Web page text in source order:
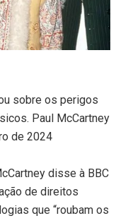
sobre os perigos
Paul McCartney
de 2024
disse à BBC
de direitos
que “roubam os